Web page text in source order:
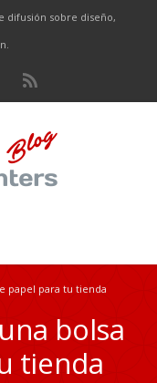
difusión sobre diseño,
papel para tu tienda
bolsa
tienda